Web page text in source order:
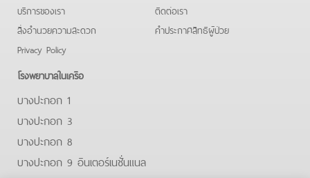
บริการของเรา
สิ่งอำนวยความสะดวก
Privacy Policy
ติดต่อเรา
คําประกาศสิทธิผู้ป่วย
โรงพยาบาลในเครือ
บางปะกอก 1
บางปะกอก 3
บางปะกอก 8
บางปะกอก 9 อินเตอร์เนชั่นแนล